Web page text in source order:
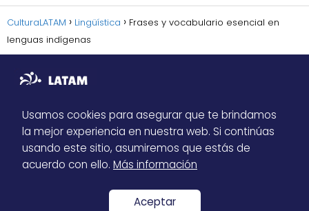
CulturaLATAM Lingüística
Frases y vocabulario esencial en
lenguas indígenas
Sitemap
Política de Privacidad
Usamos cookies para asegurar que te brindamos
la mejor experiencia en nuestra web. Si continúas
usando este sitio, asumiremos que estás de
acuerdo con ello. Más información
Aceptar